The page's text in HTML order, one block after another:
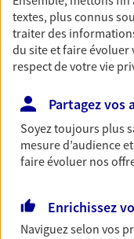
transformation
Découvrir l'offre
Protégez votre
protection
responsabilité
textes, plus connus
traiter des
du site et faire évoluer
respect de votre vie
Partagez vos
Soyez toujours plus
mesure d’audience
faire évoluer nos
Enrichissez
Naviguez selon vos